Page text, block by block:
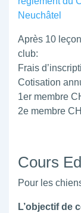
Neuchâtel
Après 10
club:
Frais
Cotisation
1er membre
2e membre
Cours
Pour les
L’objectif de